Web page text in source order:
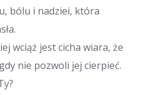
bólu i nadziei, która
wciąż jest cicha wiara, że
nie pozwoli jej cierpieć.